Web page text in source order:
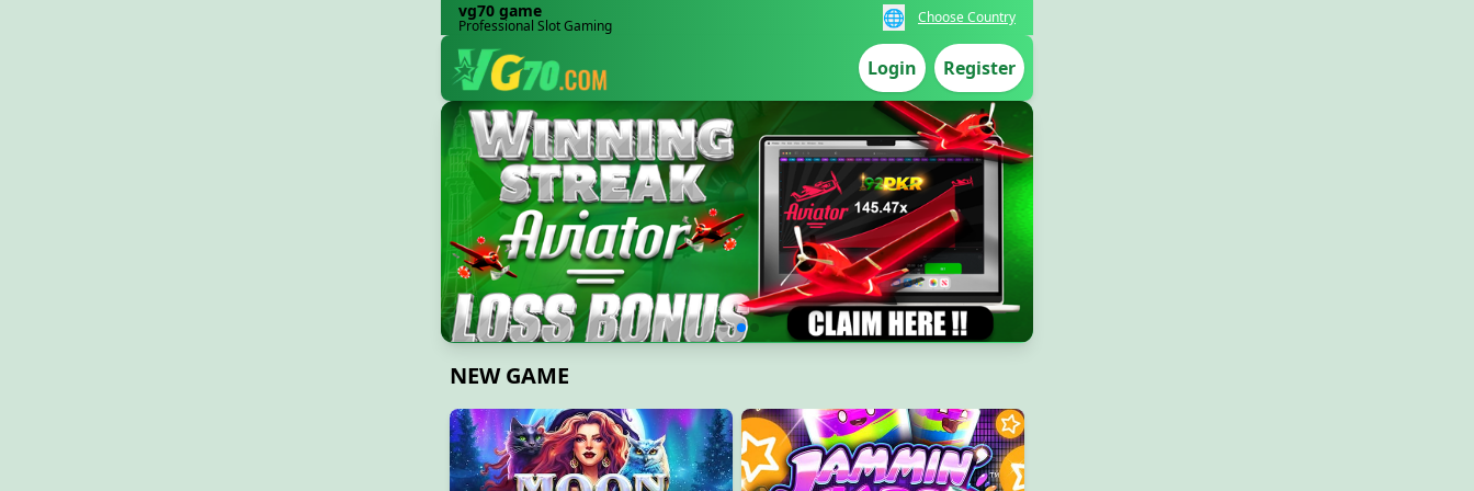
vg70 game
Professional Slot Gaming 🌐 Choose Country
Login Register
NEW GAME